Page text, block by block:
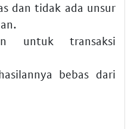
dan tidak ada unsur
untuk transaksi
bebas dari